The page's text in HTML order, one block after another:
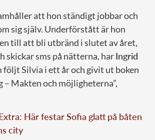
att hon ständigt jobbar och
sig själv. Underförstått är hon
till att bli utbränd i slutet av året,
skickar sms på nätterna, harIngrid
följt Silvia i ett år och givit ut boken
– Makten och möjligheterna”,
Här festar Sofia glatt på båten
city